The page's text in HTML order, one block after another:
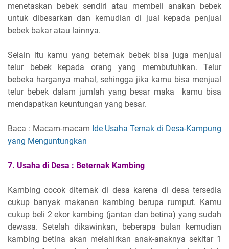
menetaskan bebek sendiri atau membeli anakan bebek
untuk dibesarkan dan kemudian di jual kepada penjual
bebek bakar atau lainnya.
Selain itu kamu yang beternak bebek bisa juga menjual
telur bebek kepada orang yang membutuhkan. Telur
bebeka harganya mahal, sehingga jika kamu bisa menjual
telur bebek dalam jumlah yang besar maka kamu bisa
mendapatkan keuntungan yang besar.
Baca : Macam-macam Ide Usaha Ternak di Desa-Kampung
yang Menguntungkan
7. Usaha di Desa : Beternak Kambing
Kambing cocok diternak di desa karena di desa tersedia
cukup banyak makanan kambing berupa rumput. Kamu
cukup beli 2 ekor kambing (jantan dan betina) yang sudah
dewasa. Setelah dikawinkan, beberapa bulan kemudian
kambing betina akan melahirkan anak-anaknya sekitar 1